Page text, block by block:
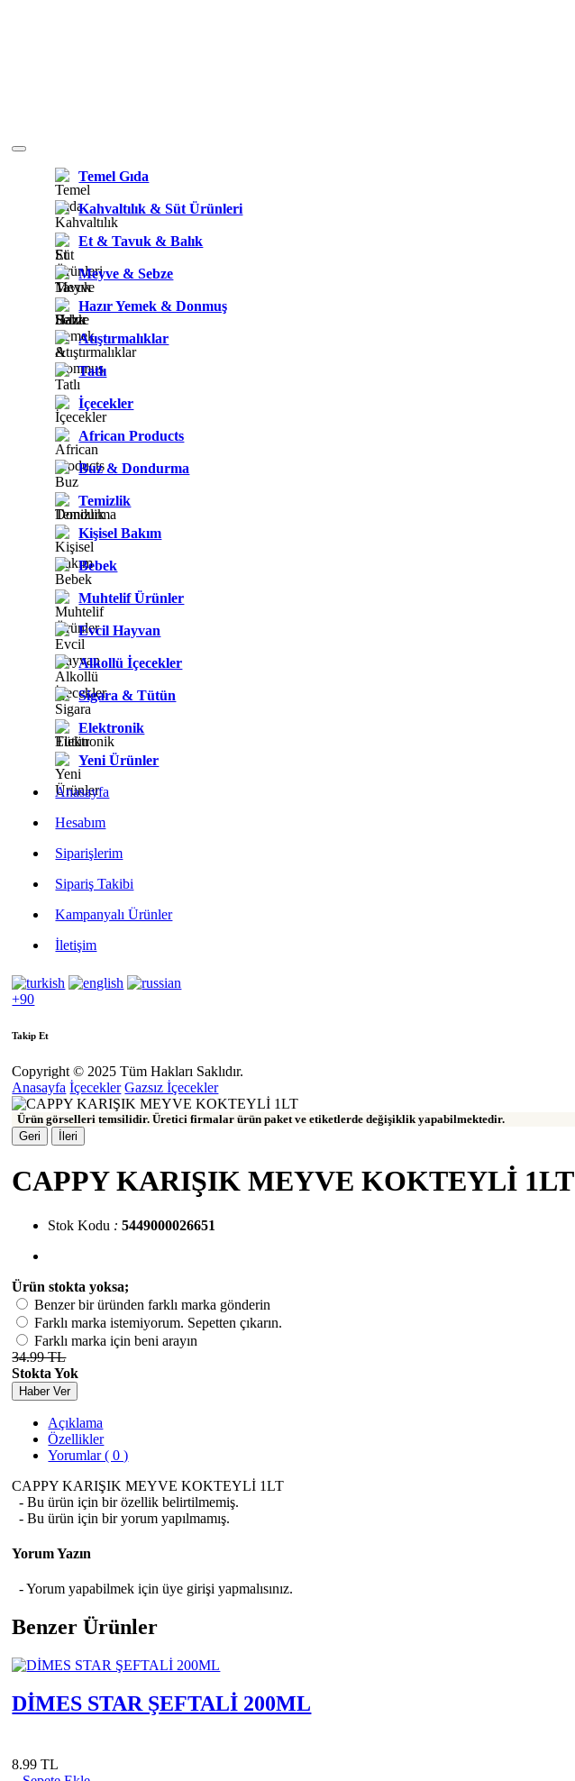
Temel Gıda
Kahvaltılık & Süt Ürünleri
Et & Tavuk & Balık
Meyve & Sebze
Hazır Yemek & Donmuş
Atıştırmalıklar
Tatlı
İçecekler
African Products
Buz & Dondurma
Temizlik
Kişisel Bakım
Bebek
Muhtelif Ürünler
Evcil Hayvan
Alkollü İçecekler
Sigara & Tütün
Elektronik
Yeni Ürünler
Anasayfa
Hesabım
Siparişlerim
Sipariş Takibi
Kampanyalı Ürünler
İletişim
+90
Takip Et
Copyright © 2025 Tüm Hakları Saklıdır.
Anasayfa İçecekler Gazsız İçecekler
Ürün görselleri temsilidir. Üretici firmalar ürün paket ve etiketlerde değişiklik yapabilmektedir.
Geri
İleri
CAPPY KARIŞIK MEYVE KOKTEYLİ 1LT
Stok Kodu : 5449000026651
Ürün stokta yoksa;
Benzer bir üründen farklı marka gönderin
Farklı marka istemiyorum. Sepetten çıkarın.
Farklı marka için beni arayın
34.99 TL
Stokta Yok
Haber Ver
Açıklama
Özellikler
Yorumlar ( 0 )
CAPPY KARIŞIK MEYVE KOKTEYLİ 1LT
- Bu ürün için bir özellik belirtilmemiş.
- Bu ürün için bir yorum yapılmamış.
Yorum Yazın
- Yorum yapabilmek için üye girişi yapmalısınız.
Benzer Ürünler
DİMES STAR ŞEFTALİ 200ML
8.99 TL